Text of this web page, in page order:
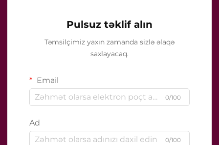
Pulsuz təklif alın
Təmsilçimiz yaxın zamanda sizlə əlaqə
saxlayacaq.
Email
0/100
Ad
0/100